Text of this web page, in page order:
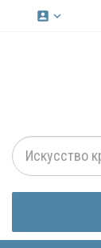
account_box keyboard_arrow_down